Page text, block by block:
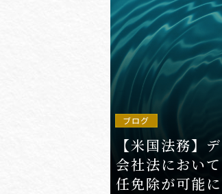
ブログ
【米国法務】
会社法におい
任免除が可能に